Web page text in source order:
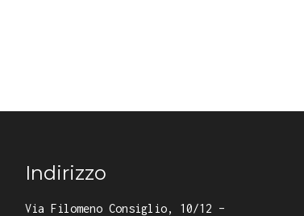
Indirizzo
Via Filomeno Consiglio, 10/12 –